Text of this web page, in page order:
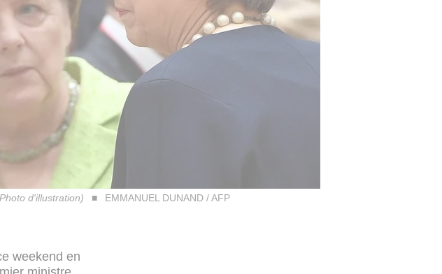
d'illustration) EMMANUEL DUNAND / AFP
weekend en